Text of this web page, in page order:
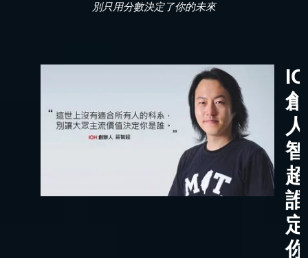
別只用分數決定了你的未來
智